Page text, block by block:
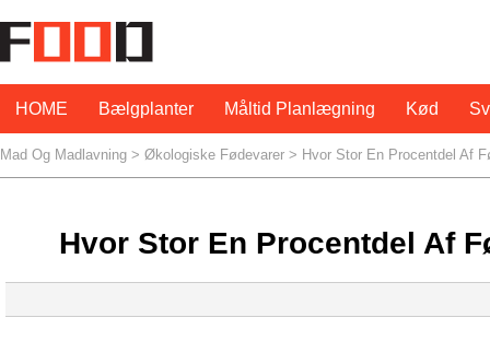
HOME Bælgplanter Måltid Planlægning Kød
Mad Og Madlavning > Økologiske Fødevarer > Hvor Stor En Procentdel Af
Hvor Stor En Procentdel Af